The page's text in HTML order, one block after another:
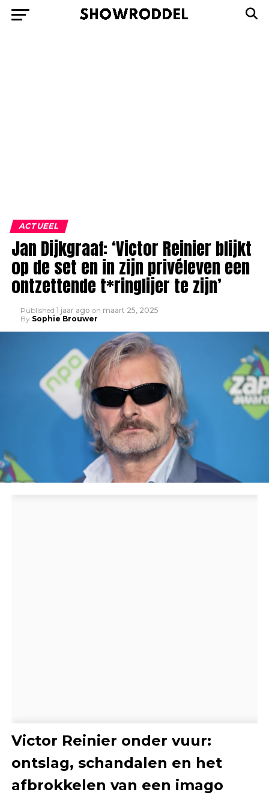
ACTUEEL
Jan Dijkgraaf: ‘Victor Reinier blijkt
op de set en in zijn privéleven een
ontzettende t*ringlijer te zijn’
Published 1 jaar ago on maart 25, 2025
By Sophie Brouwer
Victor Reinier onder vuur:
ontslag, schandalen en het
afbrokkelen van een imago